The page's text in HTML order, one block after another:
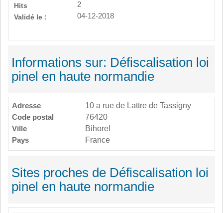
Hits
2
Validé le :
04-12-2018
Informations sur: Défiscalisation loi
pinel en haute normandie
Adresse
10 a rue de Lattre de Tassigny
Code postal
76420
Ville
Bihorel
Pays
France
Sites proches de Défiscalisation loi
pinel en haute normandie